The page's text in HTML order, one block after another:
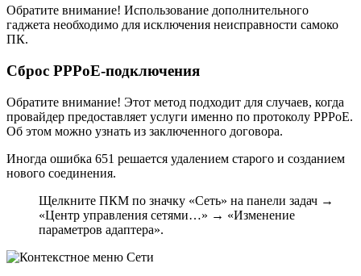
Обратите внимание! Использование дополнительного
гаджета необходимо для исключения неисправности самоко
ПК.
Сброс PPPoE-подключения
Обратите внимание! Этот метод подходит для случаев, когда
провайдер предоставляет услуги именно по протоколу PPPoE.
Об этом можно узнать из заключенного договора.
Иногда ошибка 651 решается удалением старого и созданием
нового соединения.
Щелкните ПКМ по значку «Сеть» на панели задач →
«Центр управления сетями…» → «Изменение
параметров адаптера».